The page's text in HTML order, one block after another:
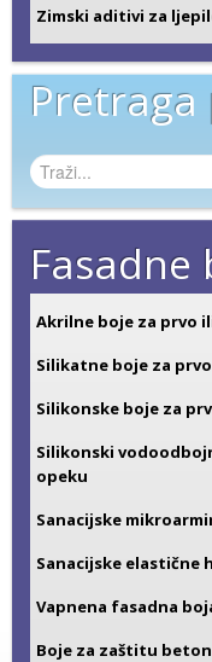
Zimski aditivi za
Fasadne
Akrilne boje za prvo
Silikatne boje za
Silikonske boje za
Silikonski
opeku
Sanacijske
Sanacijske elastične
Vapnena fasadna
Boje za zaštitu